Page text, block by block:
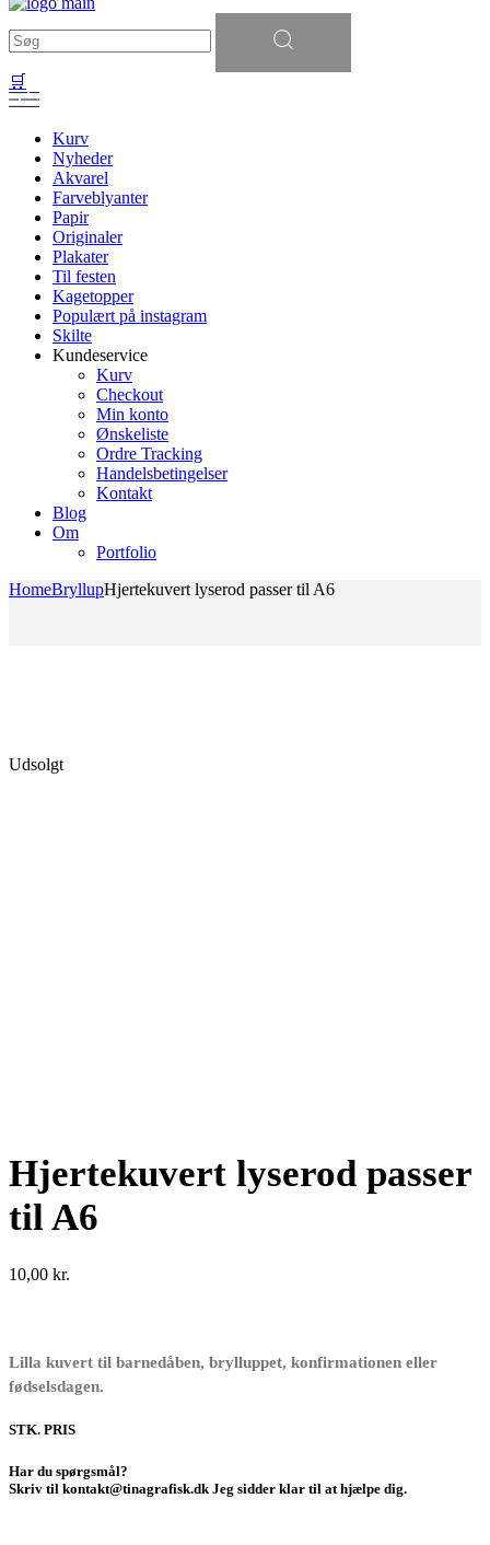
efter:
🛒
Kurv
Nyheder
Akvarel
Farveblyanter
Papir
Originaler
Plakater
Til festen
Kagetopper
Populært på instagram
Skilte
Kundeservice
Kurv
Checkout
Min konto
Ønskeliste
Ordre Tracking
Handelsbetingelser
Kontakt
Blog
Om
Portfolio
HomeBryllupHjertekuvert lyserod passer til A6
Udsolgt
Hjertekuvert lyserod passer
til A6
10,00 kr.
Lilla kuvert til barnedåben, brylluppet, konfirmationen eller
fødselsdagen.
STK. PRIS
Har du spørgsmål?
Skriv til kontakt@tinagrafisk.dk Jeg sidder klar til at hjælpe dig.